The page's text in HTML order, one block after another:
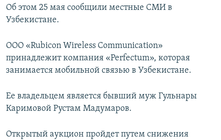
Об этом 25 мая сообщили местные СМИ в
Узбекистане.
ООО «Rubicon Wireless Communication»
принадлежит компания «Perfectum», которая
занимается мобильной связью в Узбекистане.
Ее владельцем является бывший муж Гульнары
Каримовой Рустам Мадумаров.
Открытый аукцион пройдет путем снижения